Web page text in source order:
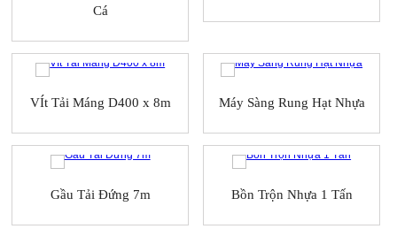
Cá
VÍt Tải Máng D400 x 8m Máy Sàng Rung Hạt Nhựa
Gầu Tải Đứng 7m Bồn Trộn Nhựa 1 Tấn